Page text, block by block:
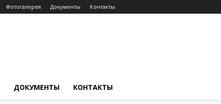
Фотогалерея Документы Контакты
ДОКУМЕНТЫ КОНТАКТЫ